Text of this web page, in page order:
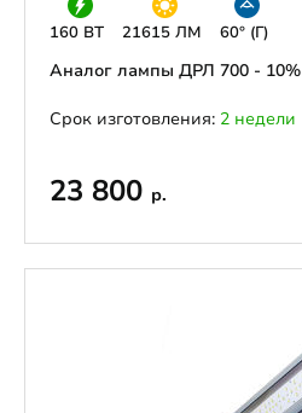
160 ВТ 21615 ЛМ 60° (Г)
Аналог лампы ДРЛ 700 - 10%
Срок изготовления: 2 недели
23 800 р.